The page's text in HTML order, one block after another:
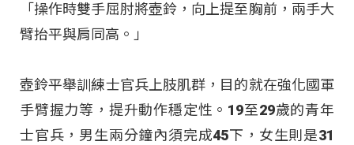
「操作時雙手屈肘將壺鈴，向上提至胸前，兩手大
臂抬平與肩同高。」
壺鈴平舉訓練士官兵上肢肌群，目的就在強化國軍
手臂握力等，提升動作穩定性。19至29歲的青年
士官兵，男生兩分鐘內須完成45下，女生則是31